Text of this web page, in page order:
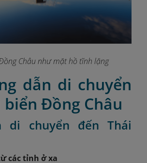
Châu như mặt hồ tĩnh lặng
dẫn di chuyển
Đồng Châu
di chuyển đến Thái
các tỉnh ở xa